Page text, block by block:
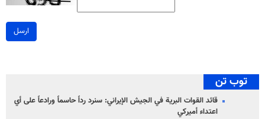
ارسل
توب تن
قائد القوات البرية في الجيش الإيراني: سنرد رداً حاسماً ورادعاً على أي
اعتداء أميركي